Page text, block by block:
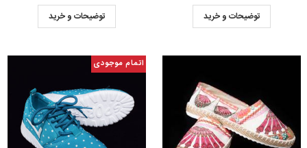
توضیحات و خرید
توضیحات و خرید
اتمام موجودی